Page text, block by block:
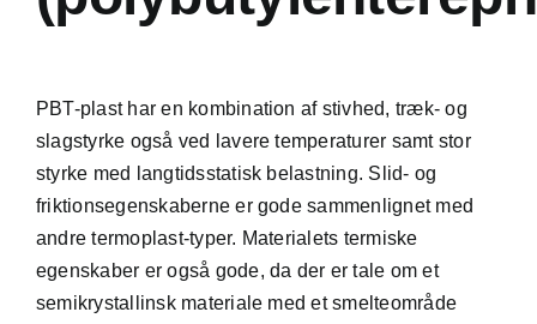
PBT-plast har en kombination af stivhed, træk- og
slagstyrke også ved lavere temperaturer samt stor
styrke med langtidsstatisk belastning. Slid- og
friktionsegenskaberne er gode sammenlignet med
andre termoplast-typer. Materialets termiske
egenskaber er også gode, da der er tale om et
semikrystallinsk materiale med et smelteområde